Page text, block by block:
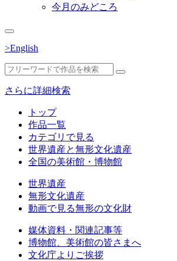
今月のみどころ
>English
さらに詳細検索
トップ
作品一覧
カテゴリで見る
世界遺産と無形文化遺産
全国の美術館・博物館
世界遺産
無形文化遺産
動画で見る無形の文化財
媒体資料・関連記事等
博物館、美術館の皆さまへ
文化庁よりご挨拶